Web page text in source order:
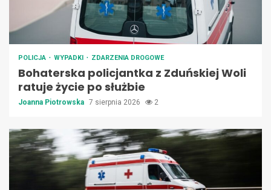
POLICJA WYPADKI ZDARZENIA DROGOWE
Bohaterska policjantka z Zduńskiej Woli
ratuje życie po służbie
Joanna Piotrowska 7 sierpnia 2026 2